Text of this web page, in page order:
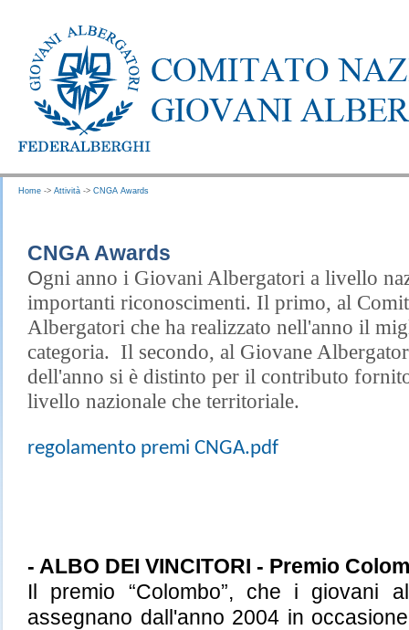
Home -> Attività -> CNGA Awards
CNGA Awards
Ogni anno i Giovani Albergatori a livello
importanti riconoscimenti. Il primo, al
Albergatori che ha realizzato nell'anno il
categoria. Il secondo, al Giovane
dell'anno si è distinto per il contributo
livello nazionale che territoriale.
regolamento premi CNGA.pdf
- ALBO DEI VINCITORI - Premio
Il premio “Colombo”, che i giovani
assegnano dall'anno 2004 in